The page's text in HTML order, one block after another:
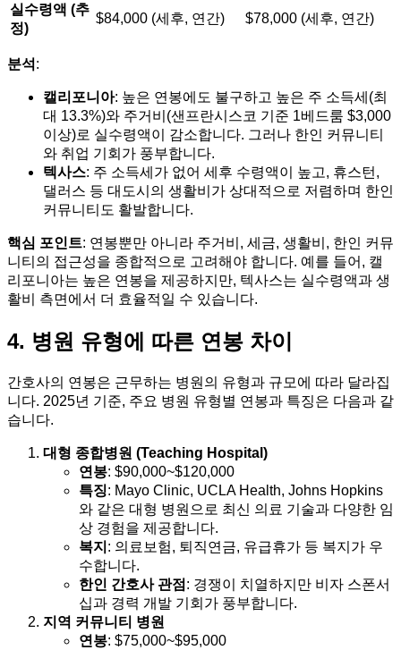
실수령액 (추
정)
$84,000 (세후, 연간) $78,000 (세후, 연간)
분석 :
캘리포니아: 높은 연봉에도 불구하고 높은 주 소득세(최
대 13.3%)와 주거비(샌프란시스코 기준 1베드룸 $3,000
이상)로 실수령액이 감소합니다. 그러나 한인 커뮤니티
와 취업 기회가 풍부합니다.
텍사스: 주 소득세가 없어 세후 수령액이 높고, 휴스턴,
댈러스 등 대도시의 생활비가 상대적으로 저렴하며 한인
커뮤니티도 활발합니다.
핵심 포인트: 연봉뿐만 아니라 주거비, 세금, 생활비, 한인 커뮤
니티의 접근성을 종합적으로 고려해야 합니다. 예를 들어, 캘
리포니아는 높은 연봉을 제공하지만, 텍사스는 실수령액과 생
활비 측면에서 더 효율적일 수 있습니다.
4. 병원 유형에 따른 연봉 차이
간호사의 연봉은 근무하는 병원의 유형과 규모에 따라 달라집
니다. 2025년 기준, 주요 병원 유형별 연봉과 특징은 다음과 같
습니다.
대형 종합병원 (Teaching Hospital)
연봉: $90,000~$120,000
특징: Mayo Clinic, UCLA Health, Johns Hopkins
와 같은 대형 병원으로 최신 의료 기술과 다양한 임
상 경험을 제공합니다.
복지 : 의료보험, 퇴직연금, 유급휴가 등 복지가 우
수합니다.
한인 간호사 관점 : 경쟁이 치열하지만 비자 스폰서
십과 경력 개발 기회가 풍부합니다.
지역 커뮤니티 병원
연봉: $75,000~$95,000